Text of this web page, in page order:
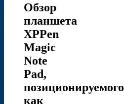
Обзор
планшета
XPPen
Magic
Note
Pad,
позиционируемого
как